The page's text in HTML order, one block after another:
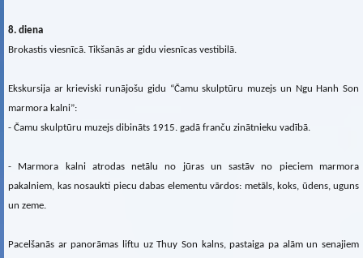
8. diena
Brokastis viesnīcā. Tikšanās ar gidu viesnīcas vestibilā.
Ekskursija ar krieviski runājošu gidu “Čamu skulptūru muzejs un Ngu Hanh Son
marmora kalni”:
- Čamu skulptūru muzejs dibināts 1915. gadā franču zinātnieku vadībā.
- Marmora kalni atrodas netālu no jūras un sastāv no pieciem marmora
pakalniem, kas nosaukti piecu dabas elementu vārdos: metāls, koks, ūdens, uguns
un zeme.
Pacelšanās ar panorāmas liftu uz Thuy Son kalns, pastaiga pa alām un senajiem